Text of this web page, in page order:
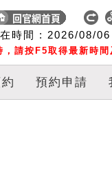
時間 : 2026/08/06
請按F5取得最新時間
預約申請